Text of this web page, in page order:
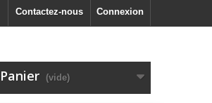
Connexion
Contactez-nous
Panier (vide)